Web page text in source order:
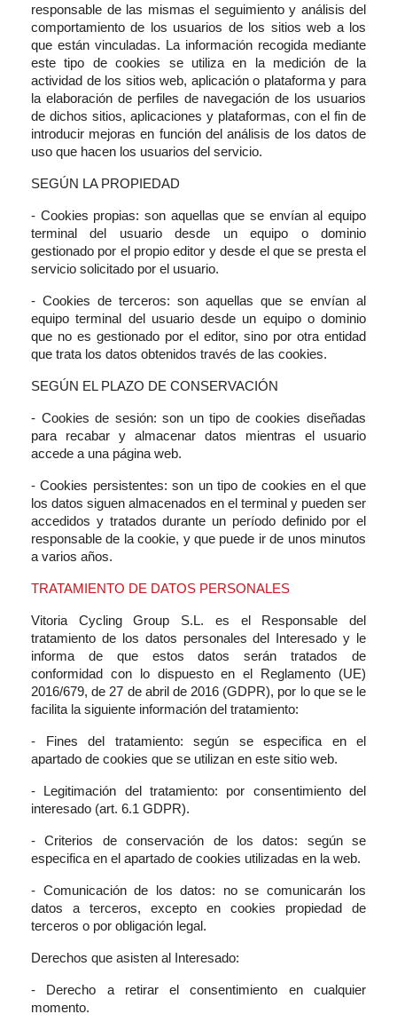
responsable de las mismas el seguimiento y análisis del
comportamiento de los usuarios de los sitios web a los
que están vinculadas. La información recogida mediante
este tipo de cookies se utiliza en la medición de la
actividad de los sitios web, aplicación o plataforma y para
la elaboración de perfiles de navegación de los usuarios
de dichos sitios, aplicaciones y plataformas, con el fin de
introducir mejoras en función del análisis de los datos de
uso que hacen los usuarios del servicio.
SEGÚN LA PROPIEDAD
- Cookies propias: son aquellas que se envían al equipo
terminal del usuario desde un equipo o dominio
gestionado por el propio editor y desde el que se presta el
servicio solicitado por el usuario.
- Cookies de terceros: son aquellas que se envían al
equipo terminal del usuario desde un equipo o dominio
que no es gestionado por el editor, sino por otra entidad
que trata los datos obtenidos través de las cookies.
SEGÚN EL PLAZO DE CONSERVACIÓN
- Cookies de sesión: son un tipo de cookies diseñadas
para recabar y almacenar datos mientras el usuario
accede a una página web.
- Cookies persistentes: son un tipo de cookies en el que
los datos siguen almacenados en el terminal y pueden ser
accedidos y tratados durante un período definido por el
responsable de la cookie, y que puede ir de unos minutos
a varios años.
TRATAMIENTO DE DATOS PERSONALES
Vitoria Cycling Group S.L. es el Responsable del
tratamiento de los datos personales del Interesado y le
informa de que estos datos serán tratados de
conformidad con lo dispuesto en el Reglamento (UE)
2016/679, de 27 de abril de 2016 (GDPR), por lo que se le
facilita la siguiente información del tratamiento:
- Fines del tratamiento: según se especifica en el
apartado de cookies que se utilizan en este sitio web.
- Legitimación del tratamiento: por consentimiento del
interesado (art. 6.1 GDPR).
- Criterios de conservación de los datos: según se
especifica en el apartado de cookies utilizadas en la web.
- Comunicación de los datos: no se comunicarán los
datos a terceros, excepto en cookies propiedad de
terceros o por obligación legal.
Derechos que asisten al Interesado:
- Derecho a retirar el consentimiento en cualquier
momento.